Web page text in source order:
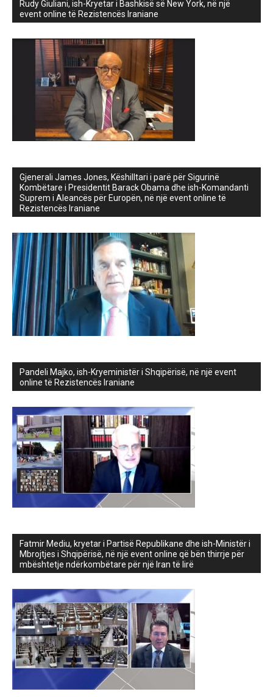
Rudy Giuliani, ish-Kryetar i Bashkisë së New York, në një
event online të Rezistencës Iraniane
Gjenerali James Jones, Këshilltari i parë për Sigurinë
Kombëtare i Presidentit Barack Obama dhe ish-Komandanti
Suprem i Aleancës për Europën, në një event online të
Rezistencës Iraniane
Pandeli Majko, ish-Kryeministër i Shqipërisë, në një event
online të Rezistencës Iraniane
Fatmir Mediu, kryetar i Partisë Republikane dhe ish-Ministër i
Mbrojtjes i Shqipërisë, në një event online që bën thirrje për
mbështetje ndërkombëtare për një Iran të lirë